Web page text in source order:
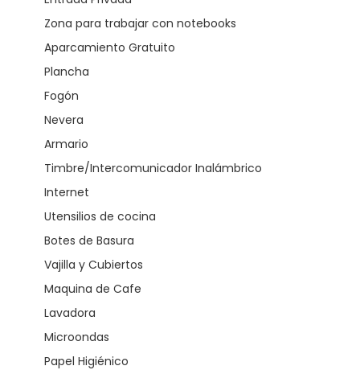
Zona para trabajar con notebooks
Aparcamiento Gratuito
Plancha
Fogón
Nevera
Armario
Timbre/Intercomunicador Inalámbrico
Internet
Utensilios de cocina
Botes de Basura
Vajilla y Cubiertos
Maquina de Cafe
Lavadora
Microondas
Papel Higiénico